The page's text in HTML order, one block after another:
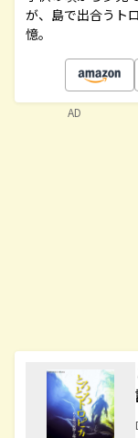
が、島で出合うト
憶。
AD